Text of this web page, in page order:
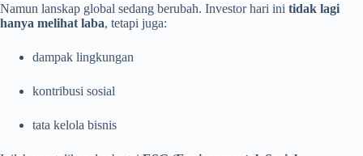
Namun lanskap global sedang berubah. Investor hari ini tidak lagi
hanya melihat laba, tetapi juga:
dampak lingkungan
kontribusi sosial
tata kelola bisnis